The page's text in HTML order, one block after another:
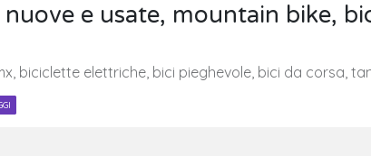
e usate, mountain bike,
biciclette elettriche, bici pieghevole, bici da corsa,